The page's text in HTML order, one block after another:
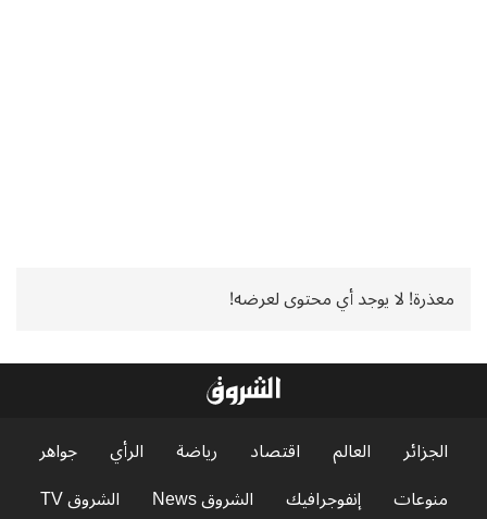
معذرة! لا يوجد أي محتوى لعرضه!
الجزائر العالم اقتصاد رياضة الرأي
جواهر
منوعات
إنفوجرافيك الشروق News
الشروق TV